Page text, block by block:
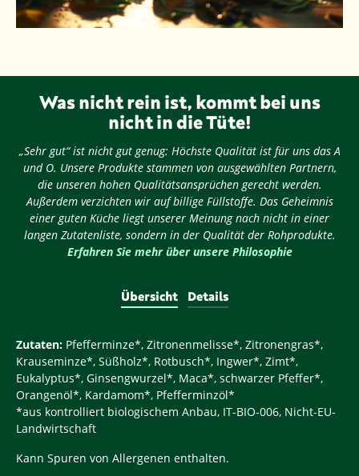
Was nicht rein ist, kommt bei uns
nicht in die Tüte!
„Sehr gut“ ist nicht gut genug: Höchste Qualität ist für uns das A
und O. Unsere Produkte stammen von ausgewählten Partnern,
die unseren hohen Qualitätsansprüchen gerecht werden.
Außerdem verzichten wir auf billige Füllstoffe. Das Geheimnis
einer guten Küche liegt unserer Meinung nach nicht in einer
langen Zutatenliste, sondern in der Qualität der Rohprodukte.
Erfahren Sie mehr über unsere Philosophie
Übersicht Details
Zutaten: Pfefferminze*, Zitronenmelisse*, Zitronengras*,
Krauseminze*, Süßholz*, Rotbusch*, Ingwer*, Zimt*,
Eukalyptus*, Ginsengwurzel*, Maca*, schwarzer Pfeffer*,
Orangenöl*, Kardamom*, Pfefferminzöl*
*aus kontrolliert biologischem Anbau, IT-BIO-006, Nicht-EU-
Landwirtschaft
Kann Spuren von Allergenen enthalten.